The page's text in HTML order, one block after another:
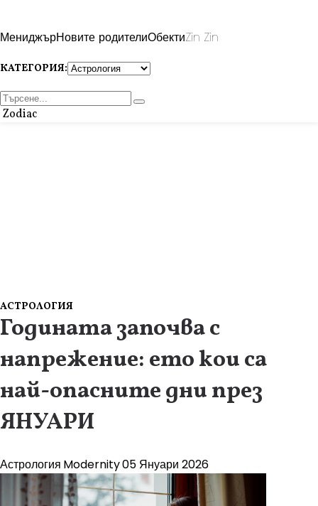
МениджърНовите родителиОбектиZin Zin
КАТЕГОРИЯ:
Zodiac
АСТРОЛОГИЯ
Годината започва с
напрежение: ето кои са
най-опасните дни през
ЯНУАРИ
Астрология Modernity05 Януари 2026